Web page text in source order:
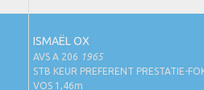
ISMAËL OX
AVS A 206 1965
STB KEUR PREFERENT PRESTATIE-
VOS 1,46m